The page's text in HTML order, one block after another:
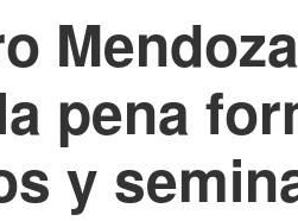
pena
y